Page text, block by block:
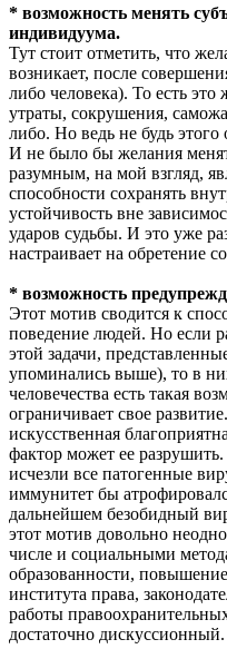
* возможность менять
индивидуума.
Тут стоит отметить, что
возникает, после
либо человека). То есть
утраты, сокрушения,
либо. Но ведь не будь
И не было бы желания
разумным, на мой взгляд,
способности сохранять
устойчивость вне
ударов судьбы. И это уже
настраивает на обретение
* возможность
Этот мотив сводится к
поведение людей. Но если
этой задачи,
упоминались выше), то в
человечества есть такая
ограничивает свое
искусственная
фактор может ее
исчезли все патогенные
иммунитет бы
дальнейшем безобидный
этот мотив довольно
числе и социальными
образованности,
института права,
работы
достаточно дискуссионный.